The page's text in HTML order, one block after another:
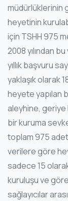
müdürlüklerinin
heyetinin
için TSHH 975
2008 yılından
yıllık başvuru
yaklaşık olarak
heyete yapılan
aleyhine, geriye
bir kuruma
toplam 975
verilere göre
sadece 15
kuruluşu ve
sağlayıcılar